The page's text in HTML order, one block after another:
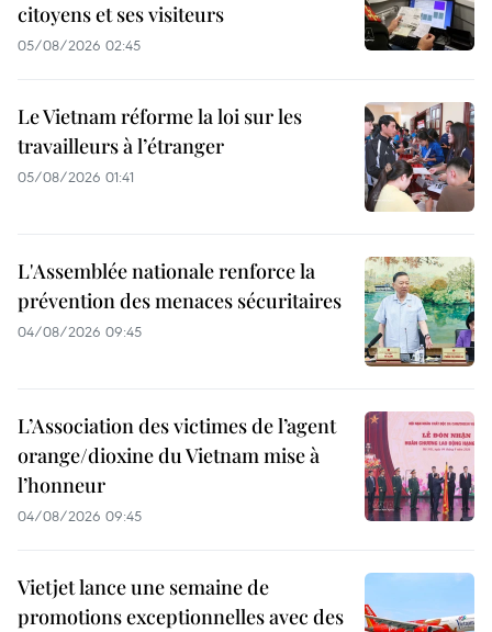
citoyens et ses visiteurs
05/08/2026 02:45
Le Vietnam réforme la loi sur les
travailleurs à l’étranger
05/08/2026 01:41
L'Assemblée nationale renforce la
prévention des menaces sécuritaires
04/08/2026 09:45
L’Association des victimes de l’agent
orange/dioxine du Vietnam mise à
l’honneur
04/08/2026 09:45
Vietjet lance une semaine de
promotions exceptionnelles avec des